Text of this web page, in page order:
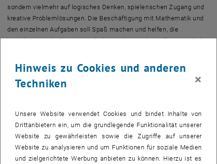
sondern vielmehr auf logisches Denken, spielerischen Zugang und
kreative Problemlösungen. Die Beschäftigung mit Mathematik und
den einzelnen Aufgaben soll Spaß machen und helfen, die
erworbenen Fähigkeiten in Schule, Studium und Beruf bestmöglich
Die Mathe-Olympiade an der TU Wien
„Ich habe selbst bei der Mathe-Olympiade mitgemacht und daher
erklärt Prof. Michael Drmota, Leiter des Instituts für Diskrete
Mathematik und Geometrie und gemeinsam mit Prof. Dirk
Praetorius Begründer des TUForMath.
Geboten werden an der TU Wien die beiden Kurse Junior_innen
Hinweis zu Cookies und anderen
Techniken
×
Unsere Website verwendet Cookies und bindet Inhalte von
Drittanbietern ein, um die grundlegende Funktionalität unserer
Website zu gewährleisten sowie die Zugriffe auf unserer
Website zu analysieren und um Funktionen für soziale Medien
und zielgerichtete Werbung anbieten zu können. Hierzu ist es